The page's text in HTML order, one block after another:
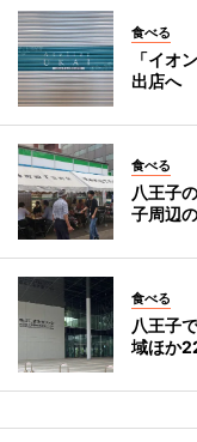
食べる
「イオ
出店へ
食べる
八王子
子周辺
食べる
八王子
域ほか